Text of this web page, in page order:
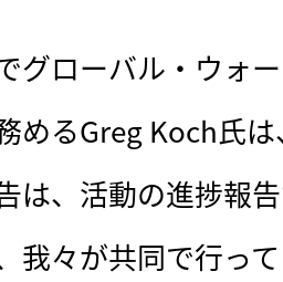
グローバル・ウォ
めるGreg Koch氏
は、活動の進捗報
我々が共同で行っ